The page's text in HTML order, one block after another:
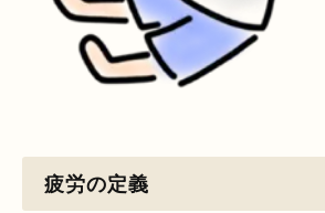
疲労の定義